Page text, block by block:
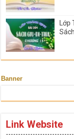
Banner
Link Website